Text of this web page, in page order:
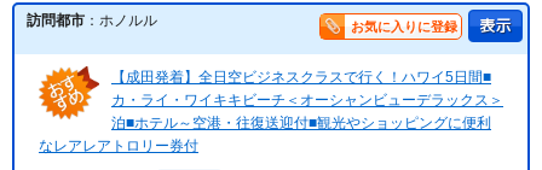
訪問都市 ：ホノルル お気に入りに登録
【成田発着】全日空ビジネスクラスで行く！ハワイ5日間■
カ・ライ・ワイキキビーチ＜オーシャンビューデラックス＞
泊■ホテル～空港・往復送迎付■観光やショッピングに便利
なレアレアトロリー券付